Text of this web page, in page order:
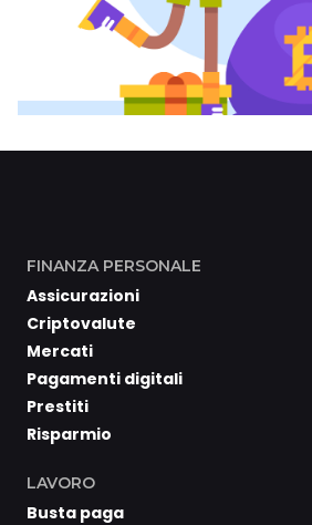
FINANZA PERSONALE
Assicurazioni
Criptovalute
Mercati
Pagamenti digitali
Prestiti
Risparmio
LAVORO
Busta paga